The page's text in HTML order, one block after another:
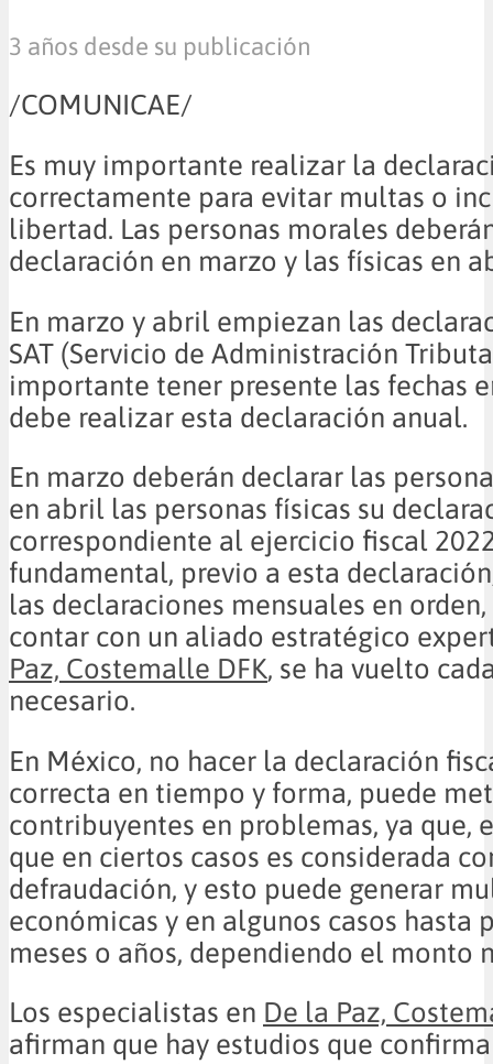
3 años desde su publicación
/COMUNICAE/
Es muy importante realizar la
correctamente para evitar multas o
libertad. Las personas morales
declaración en marzo y las físicas en
En marzo y abril empiezan las
SAT (Servicio de Administración
importante tener presente las fechas
debe realizar esta declaración anual.
En marzo deberán declarar las
en abril las personas físicas su
correspondiente al ejercicio fiscal
fundamental, previo a esta
las declaraciones mensuales en
contar con un aliado estratégico
Paz, Costemalle DFK, se ha vuelto
necesario.
En México, no hacer la declaración
correcta en tiempo y forma, puede
contribuyentes en problemas, ya que,
que en ciertos casos es considerada
defraudación, y esto puede generar
económicas y en algunos casos hasta
meses o años, dependiendo el monto
Los especialistas en De la Paz,
afirman que hay estudios que